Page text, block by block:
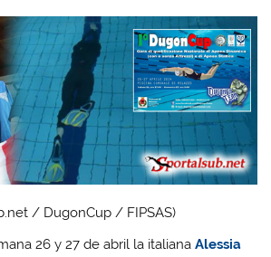
/ DugonCup / FIPSAS)
26 y 27 de abril la italianaAlessia